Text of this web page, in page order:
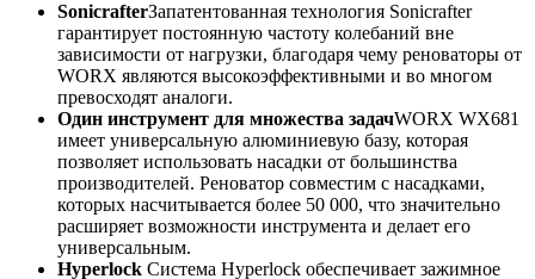
SonicrafterЗапатентованная технология Sonicrafter
гарантирует постоянную частоту колебаний вне
зависимости от нагрузки, благодаря чему реноваторы от
WORX являются высокоэффективными и во многом
превосходят аналоги.
Один инструмент для множества задачWORX WX681
имеет универсальную алюминиевую базу, которая
позволяет использовать насадки от большинства
производителей. Реноватор совместим с насадками,
которых насчитывается более 50 000, что значительно
расширяет возможности инструмента и делает его
универсальным.
Hyperlock Система Hyperlock обеспечивает зажимное